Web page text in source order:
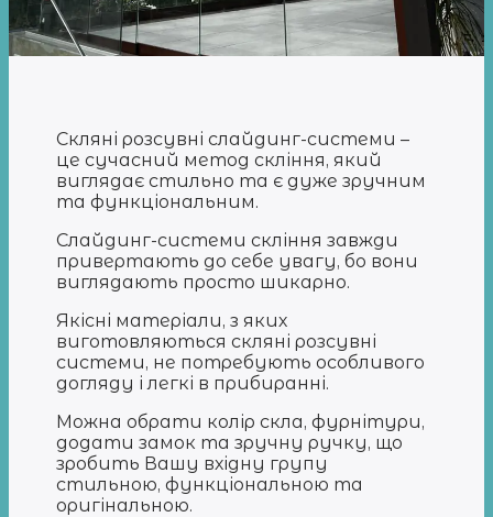
Скляні розсувні слайдинг-системи –
це сучасний метод скління, який
виглядає стильно та є дуже зручним
та функціональним.
Слайдинг-системи скління завжди
привертають до себе увагу, бо вони
виглядають просто шикарно.
Якісні матеріали, з яких
виготовляються скляні розсувні
системи, не потребують особливого
догляду і легкі в прибиранні.
Можна обрати колір скла, фурнітури,
додати замок та зручну ручку, що
зробить Вашу вхідну групу
стильною, функціональною та
оригінальною.